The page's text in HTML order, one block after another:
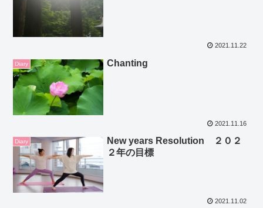
2021.11.22
Diary Chanting
2021.11.16
Diary
New years Resolution ２０２
２年の目標
2021.11.02